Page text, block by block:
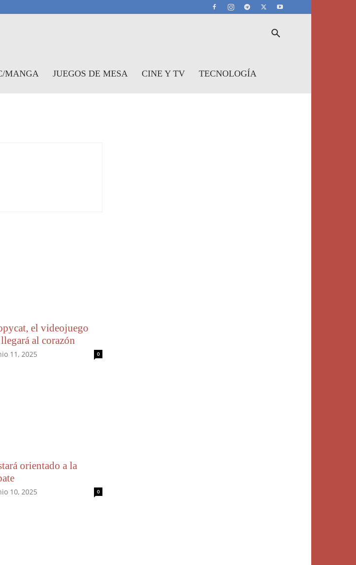
MANGA JUEGOS DE MESA CINE Y TV TECNOLOGÍA
el videojuego
al corazón
11, 2025 0
orientado a la
10, 2025 0